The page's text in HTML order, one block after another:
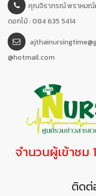
คุณจิราภรณ์ พราหมณ์
ดอกไม้ : 084 635 5414
@hotmail.com
จำนวนผู้เข้าชม
ติดต่